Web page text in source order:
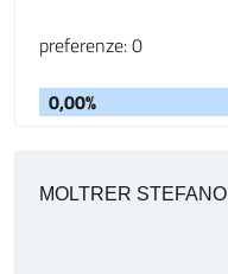
preferenze: 0
0,00%
MOLTRER STEFANO